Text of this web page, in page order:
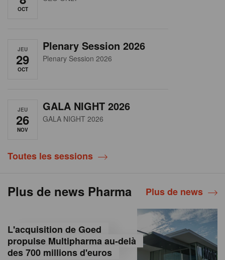
OCT
JEU
29
OCT
Plenary Session 2026
Plenary Session 2026
JEU
26
NOV
GALA NIGHT 2026
GALA NIGHT 2026
Toutes les sessions
Plus de news Pharma Plus de news
L'acquisition de Goed
propulse Multipharma au-delà
des 700 millions d'euros